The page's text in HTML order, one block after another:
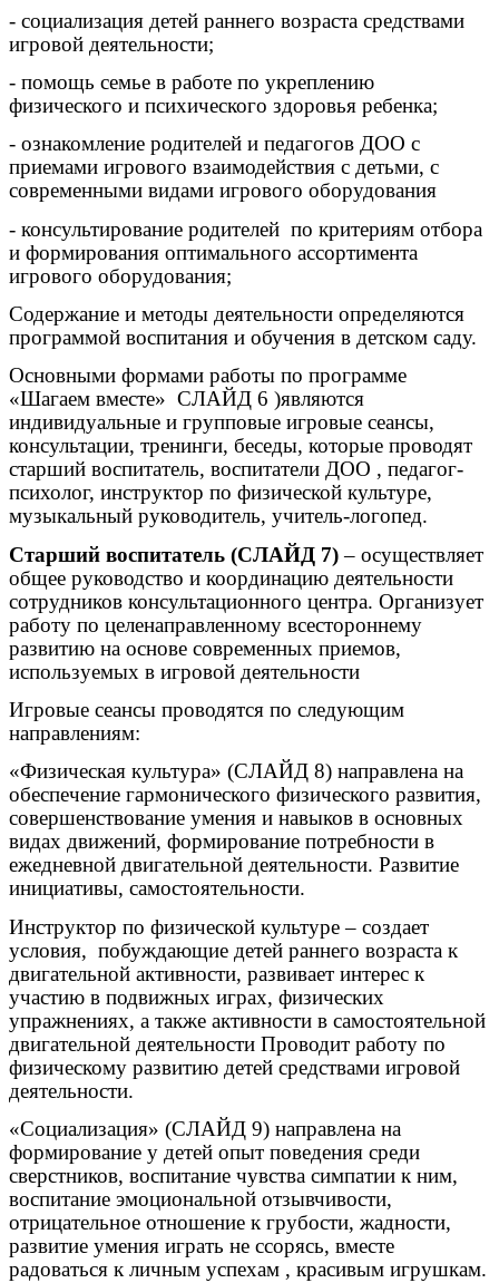
- социализация детей раннего возраста средствами
игровой деятельности;
- помощь семье в работе по укреплению
физического и психического здоровья ребенка;
- ознакомление родителей и педагогов ДОО с
приемами игрового взаимодействия с детьми, с
современными видами игрового оборудования
- консультирование родителей по критериям отбора
и формирования оптимального ассортимента
игрового оборудования;
Содержание и методы деятельности определяются
программой воспитания и обучения в детском саду.
Основными формами работы по программе
«Шагаем вместе» СЛАЙД 6 )являются
индивидуальные и групповые игровые сеансы,
консультации, тренинги, беседы, которые проводят
старший воспитатель, воспитатели ДОО , педагог-
психолог, инструктор по физической культуре,
музыкальный руководитель, учитель-логопед.
Старший воспитатель (СЛАЙД 7)– осуществляет
общее руководство и координацию деятельности
сотрудников консультационного центра. Организует
работу по целенаправленному всестороннему
развитию на основе современных приемов,
используемых в игровой деятельности
Игровые сеансы проводятся по следующим
направлениям:
«Физическая культура» (СЛАЙД 8) направлена на
обеспечение гармонического физического развития,
совершенствование умения и навыков в основных
видах движений, формирование потребности в
ежедневной двигательной деятельности. Развитие
инициативы, самостоятельности.
Инструктор по физической культуре – создает
условия, побуждающие детей раннего возраста к
двигательной активности, развивает интерес к
участию в подвижных играх, физических
упражнениях, а также активности в самостоятельной
двигательной деятельности Проводит работу по
физическому развитию детей средствами игровой
деятельности.
«Социализация» (СЛАЙД 9) направлена на
формирование у детей опыт поведения среди
сверстников, воспитание чувства симпатии к ним,
воспитание эмоциональной отзывчивости,
отрицательное отношение к грубости, жадности,
развитие умения играть не ссорясь, вместе
радоваться к личным успехам , красивым игрушкам.